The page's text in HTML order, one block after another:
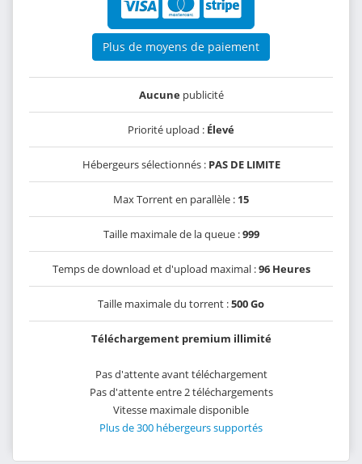
Plus de moyens de paiement
Aucunepublicité
Priorité upload : Élevé
Hébergeurs sélectionnés : PAS DE LIMITE
Max Torrent en parallèle : 15
Taille maximale de la queue :999
Temps de download et d'upload maximal :96 Heures
Taille maximale du torrent :500 Go
Téléchargement premium illimité
Pas d'attente avant téléchargement
Pas d'attente entre 2 téléchargements
Vitesse maximale disponible
Plus de 300 hébergeurs supportés